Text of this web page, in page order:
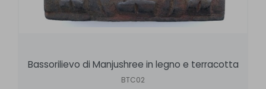
Bassorilievo di Manjushree in legno e terracotta
BTC02